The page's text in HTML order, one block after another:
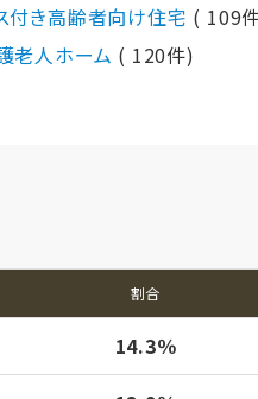
付き高齢者向け住宅 ( 109
老人ホーム ( 120件)
割合
14.3％